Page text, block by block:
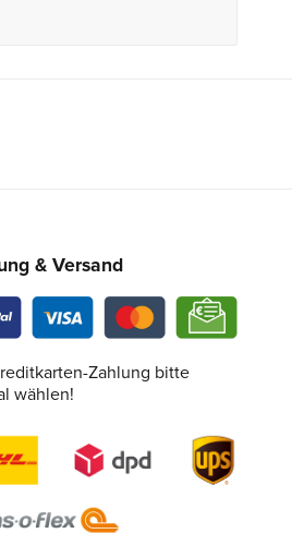
& Versand
Zahlung bitte
wählen!